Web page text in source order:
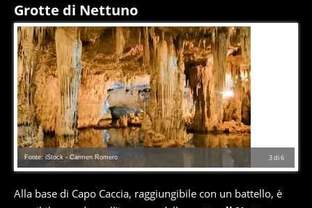
Grotte di Nettuno
3di6
Fonte: iStock - Carmen Romero
Alla base di Capo Caccia, raggiungibile con un battello, è